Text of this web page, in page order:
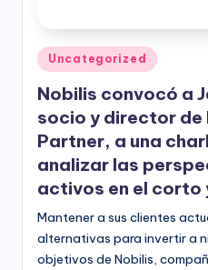
Publicado
en
Uncategorized
Nobilis convocó a
socio y director de
Partner, a una
analizar las
activos en el corto
Mantener a sus clientes
alternativas para invertir a
objetivos de Nobilis,